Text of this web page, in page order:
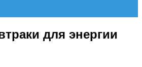
для энергии